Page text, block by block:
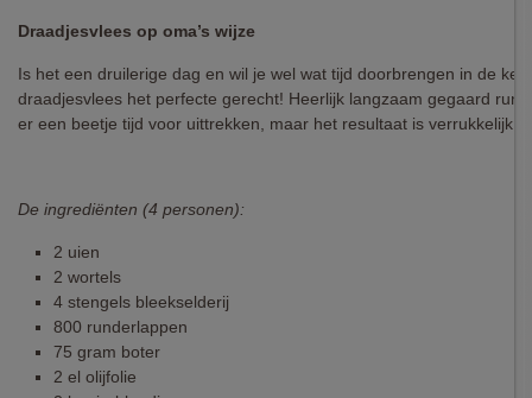
Draadjesvlees op oma’s wijze
Is het een druilerige dag en wil je wel wat tijd doorbrengen in de
draadjesvlees het perfecte gerecht! Heerlijk langzaam gegaard
er een beetje tijd voor uittrekken, maar het resultaat is verrukkelijk
De ingrediënten (4 personen):
2 uien
2 wortels
4 stengels bleekselderij
800 runderlappen
75 gram boter
2 el olijfolie